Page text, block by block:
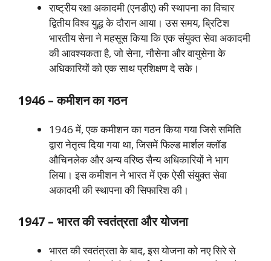
राष्ट्रीय रक्षा अकादमी (एनडीए) की स्थापना का विचार
द्वितीय विश्व युद्ध के दौरान आया। उस समय, ब्रिटिश
भारतीय सेना ने महसूस किया कि एक संयुक्त सेवा अकादमी
की आवश्यकता है, जो सेना, नौसेना और वायुसेना के
अधिकारियों को एक साथ प्रशिक्षण दे सके।
1946 – कमीशन का गठन
1946 में, एक कमीशन का गठन किया गया जिसे समिति
द्वारा नेतृत्व दिया गया था, जिसमें फिल्ड मार्शल क्लॉड
औचिनलेक और अन्य वरिष्ठ सैन्य अधिकारियों ने भाग
लिया। इस कमीशन ने भारत में एक ऐसी संयुक्त सेवा
अकादमी की स्थापना की सिफारिश की।
1947 – भारत की स्वतंत्रता और योजना
भारत की स्वतंत्रता के बाद, इस योजना को नए सिरे से